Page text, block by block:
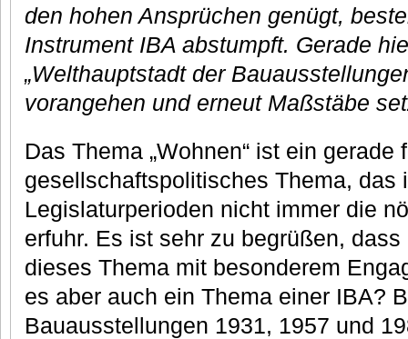
den hohen Ansprüchen genügt,
Instrument IBA abstumpft. Gerade
„Welthauptstadt der
vorangehen und erneut Maßstäbe
Das Thema „Wohnen“ ist ein
gesellschaftspolitisches Thema, das
Legislaturperioden nicht immer die
erfuhr. Es ist sehr zu begrüßen,
dieses Thema mit besonderem
es aber auch ein Thema einer IBA?
Bauausstellungen 1931, 1957 und